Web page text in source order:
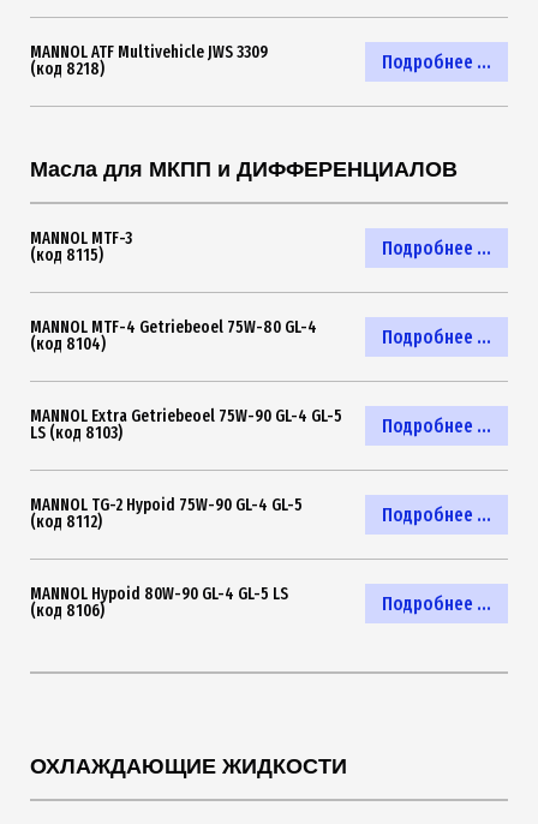
Подробнее ...
MANNOL ATF Multivehicle JWS 3309
(код 8218)
Масла для МКПП и ДИФФЕРЕНЦИАЛОВ
Подробнее ...
MANNOL MTF-3
(код 8115)
Подробнее ...
MANNOL MTF-4 Getriebeoel 75W-80 GL-4
(код 8104)
Подробнее ...
MANNOL Extra Getriebeoel 75W-90 GL-4 GL-5
LS (код 8103)
Подробнее ...
MANNOL TG-2 Hypoid 75W-90 GL-4 GL-5
(код 8112)
Подробнее ...
MANNOL Hypoid 80W-90 GL-4 GL-5 LS
(код 8106)
ОХЛАЖДАЮЩИЕ ЖИДКОСТИ